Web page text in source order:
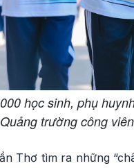
học sinh, phụ
trường công
Thơ tìm ra những